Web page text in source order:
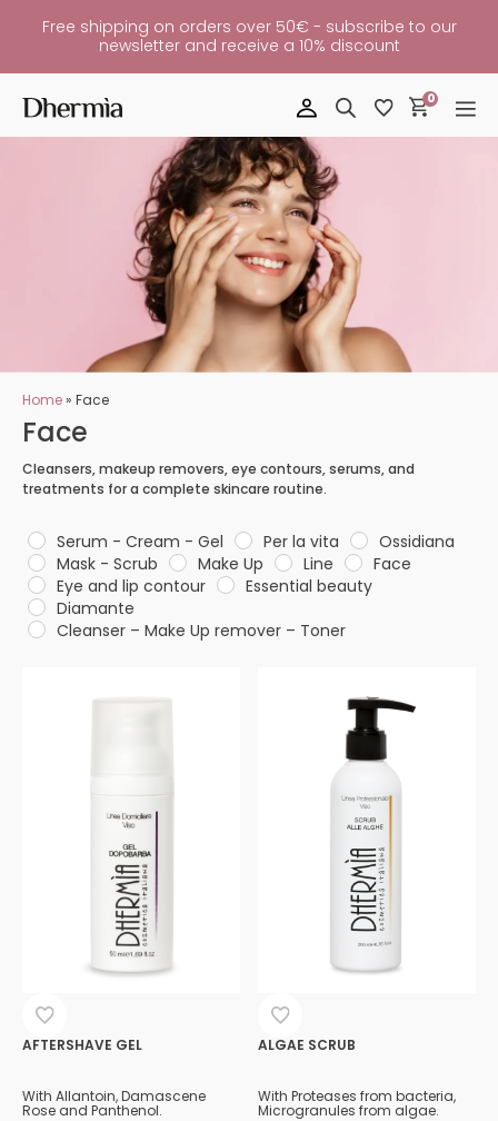
Free shipping on orders over 50€ - subscribe to our
newsletter and receive a 10% discount
0
Home» Face
Face
Cleansers, makeup removers, eye contours, serums, and
treatments for a complete skincare routine.
Serum - Cream - Gel Per la vita
Ossidiana
Mask - Scrub
Make Up Line
Face
Eye and lip contour
Essential beauty
Diamante
Cleanser – Make Up remover – Toner
AFTERSHAVE GEL
With Allantoin, Damascene
Rose and Panthenol.
ALGAE SCRUB
With Proteases from bacteria,
Microgranules from algae.